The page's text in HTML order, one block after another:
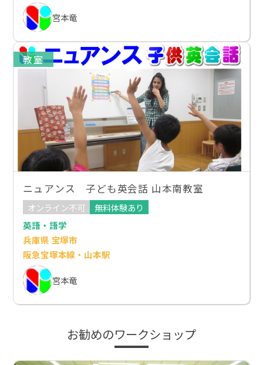
宮本竜
教室
ニュアンス 子ども英会話 山本南教室
オンライン不可
無料体験あり
英語・語学
兵庫県 宝塚市
阪急宝塚本線・山本駅
宮本竜
お勧めのワークショップ